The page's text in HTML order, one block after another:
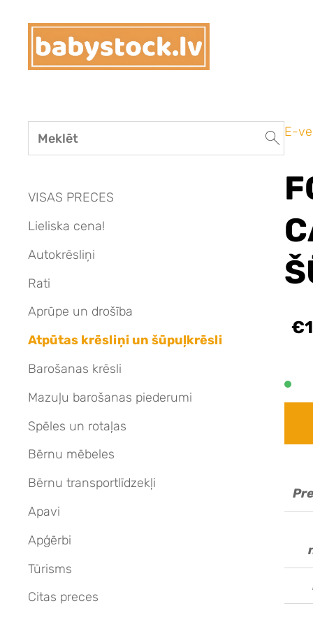
VISAS PRECES
Lieliska cena!
Autokrēsliņi
Rati
Aprūpe un drošība
Atpūtas krēsliņi un šūpuļkrēsli
Barošanas krēsli
Mazuļu barošanas piederumi
Spēles un rotaļas
Bērnu mēbeles
Bērnu transportlīdzekļi
Apavi
Apģērbi
Tūrisms
Citas preces
E-